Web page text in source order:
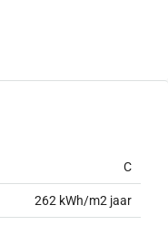
C
262 kWh/m2 jaar